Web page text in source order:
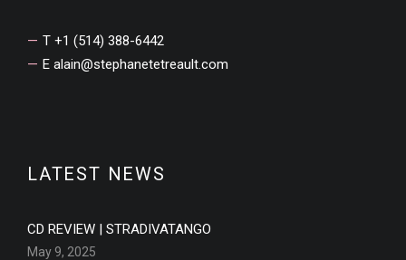
T +1 (514) 388-6442
E alain@stephanetetreault.com
LATEST NEWS
CD REVIEW | STRADIVATANGO
May 9, 2025